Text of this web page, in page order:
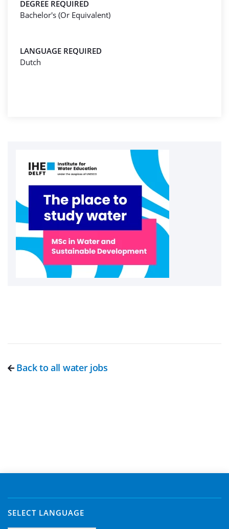
DEGREE REQUIRED
Bachelor's (Or Equivalent)
LANGUAGE REQUIRED
Dutch
Back to all water jobs
SELECT LANGUAGE